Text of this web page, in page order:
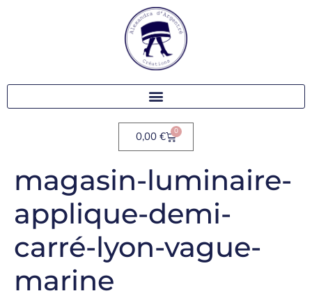
0,00 € 0
magasin-luminaire-
applique-demi-
carré-lyon-vague-
marine